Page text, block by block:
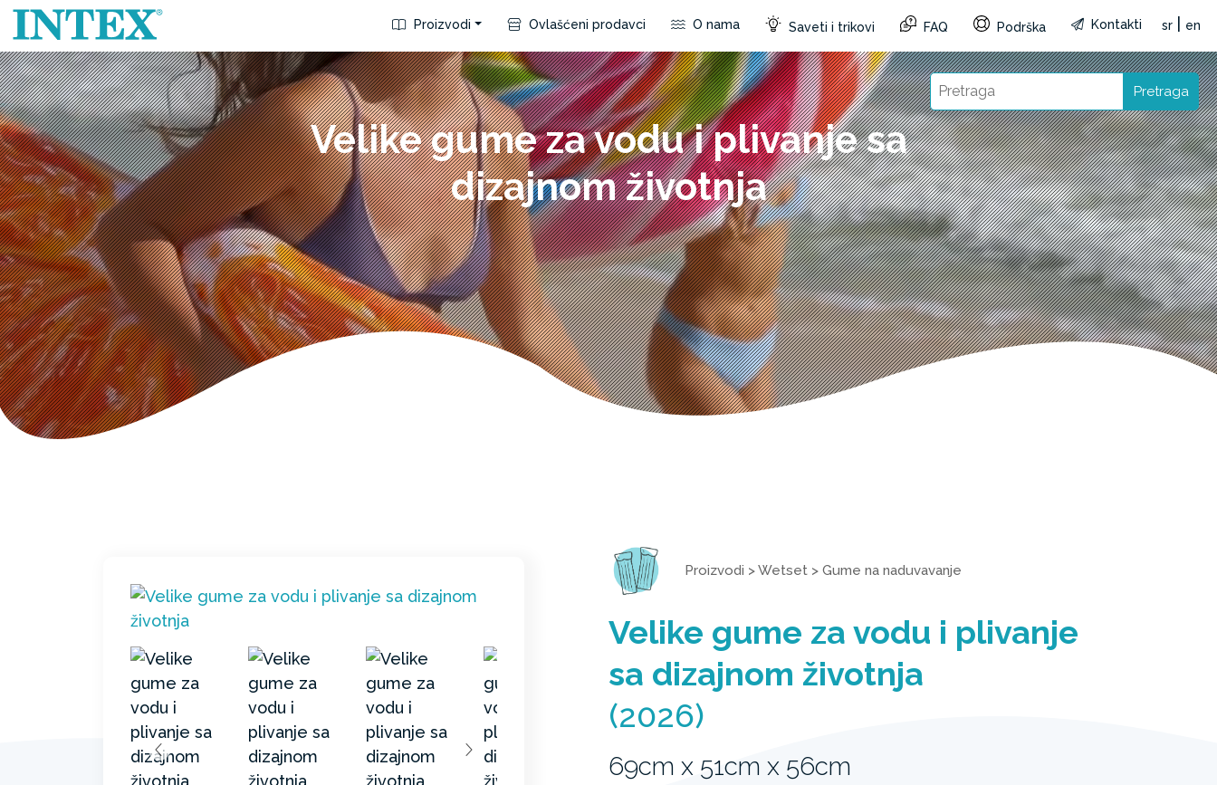
Proizvodi Ovlašćeni prodavci O nama Saveti i trikovi FAQ Podrška Kontakti sr en
Pretraga
Velike gume za vodu i plivanje sa
dizajnom životnja
Proizvodi >Wetset > Gume na naduvavanje
Velike gume za vodu i plivanje
sa dizajnom životnja
(2026)
69cm x 51cm x 56cm